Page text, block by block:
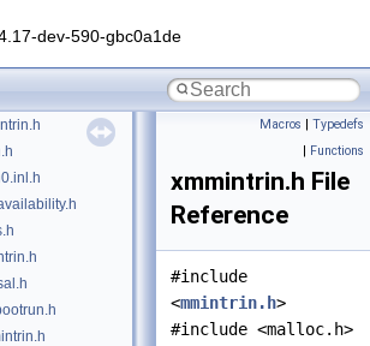
dev-590-gbc0a1de
Macros | Typedefs
| Functions
xmmintrin.h File
Reference
#include
<mmintrin.h>
#include <malloc.h>